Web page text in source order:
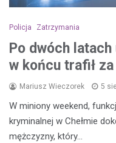
Policja Zatrzymania
Po dwóch
w końcu trafił
Mariusz Wieczorek 5
W miniony weekend,
kryminalnej w Chełmie
mężczyzny, który…